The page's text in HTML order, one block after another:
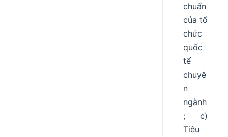
chuẩn
của tổ
chức
quốc
tế
chuyê
n
ngành
; c)
Tiêu